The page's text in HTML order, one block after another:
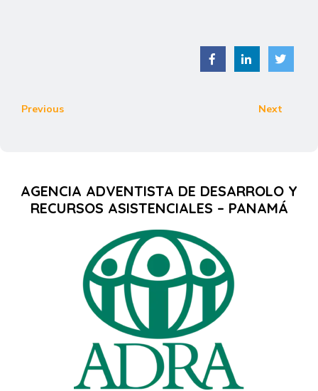
Previous Next
AGENCIA ADVENTISTA DE DESARROLO Y
RECURSOS ASISTENCIALES – PANAMÁ